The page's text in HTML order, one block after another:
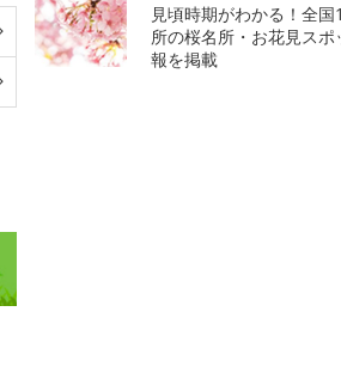
見頃時期がわかる！全国
所の桜名所・お花見スポ
報を掲載